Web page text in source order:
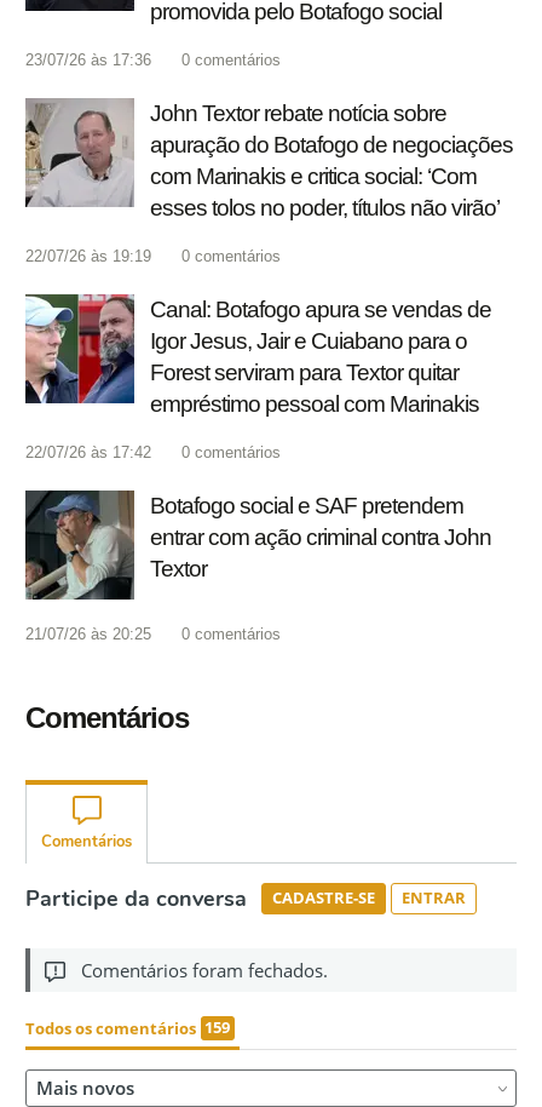
promovida pelo Botafogo social
23/07/26 às 17:36 0 comentários
John Textor rebate notícia sobre
apuração do Botafogo de negociações
com Marinakis e critica social: ‘Com
esses tolos no poder, títulos não virão’
22/07/26 às 19:19 0 comentários
Canal: Botafogo apura se vendas de
Igor Jesus, Jair e Cuiabano para o
Forest serviram para Textor quitar
empréstimo pessoal com Marinakis
22/07/26 às 17:42 0 comentários
Botafogo social e SAF pretendem
entrar com ação criminal contra John
Textor
21/07/26 às 20:25 0 comentários
Comentários